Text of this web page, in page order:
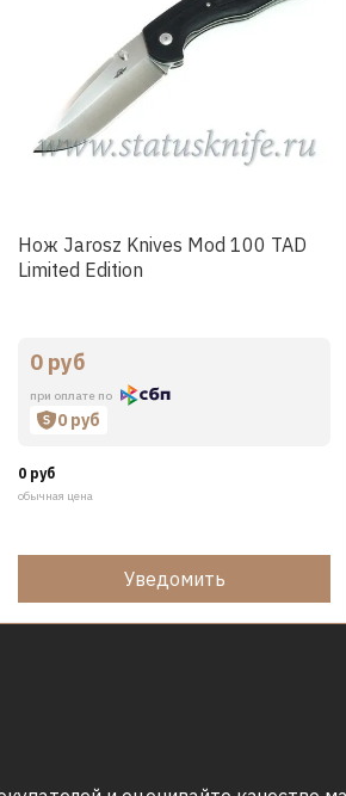
Нож Jarosz Knives Mod 100 TAD
Limited Edition
0 руб
при оплате по
0 руб
0 руб
обычная цена
Уведомить